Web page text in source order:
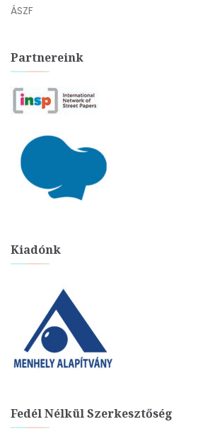
ÁSZF
Partnereink
Kiadónk
Fedél Nélkül Szerkesztőség